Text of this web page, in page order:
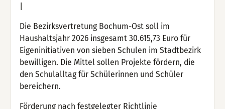
Die Bezirksvertretung Bochum-Ost soll im
Haushaltsjahr 2026 insgesamt 30.615,73 Euro für
Eigeninitiativen von sieben Schulen im Stadtbezirk
bewilligen. Die Mittel sollen Projekte fördern, die
den Schulalltag für Schülerinnen und Schüler
bereichern.
Förderung nach festgelegter Richtlinie